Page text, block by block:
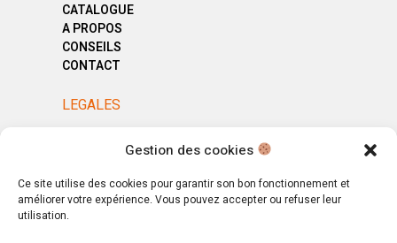
Gestion des cookies
Ce site utilise des cookies pour garantir son bon fonctionnement et
améliorer votre expérience. Vous pouvez accepter ou refuser leur
utilisation.
CATALOGUE
A PROPOS
CONSEILS
CONTACT
LEGALES
MENTIONS LÉGALES
CGV